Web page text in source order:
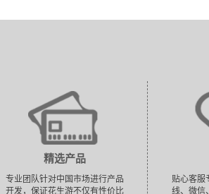
精选产品
专业团队针对中国市场进行产品
开发，保证花生游不仅有性价比
贴心客服
线、微信